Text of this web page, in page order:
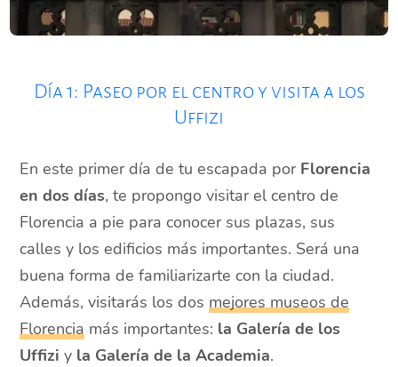
Día 1: Paseo por el centro y visita a los
Uffizi
En este primer día de tu escapada por Florencia
en dos días, te propongo visitar el centro de
Florencia a pie para conocer sus plazas, sus
calles y los edificios más importantes. Será una
buena forma de familiarizarte con la ciudad.
Además, visitarás los dosmejores museos de
Florencia más importantes: la Galería de los
Uffizi y la Galería de la Academia.